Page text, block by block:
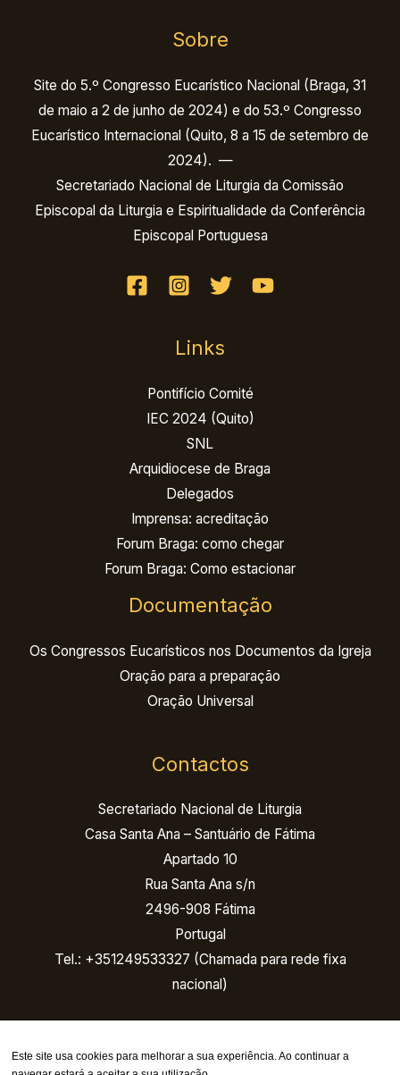
Sobre
Site do 5.º Congresso Eucarístico Nacional (Braga, 31
de maio a 2 de junho de 2024) e do 53.º Congresso
Eucarístico Internacional (Quito, 8 a 15 de setembro de
2024). —
Secretariado Nacional de Liturgia da Comissão
Episcopal da Liturgia e Espiritualidade da Conferência
Episcopal Portuguesa
Links
Pontifício Comité
IEC 2024 (Quito)
SNL
Arquidiocese de Braga
Delegados
Imprensa: acreditação
Forum Braga: como chegar
Forum Braga: Como estacionar
Documentação
Os Congressos Eucarísticos nos Documentos da Igreja
Oração para a preparação
Oração Universal
Contactos
Secretariado Nacional de Liturgia
Casa Santa Ana – Santuário de Fátima
Apartado 10
Rua Santa Ana s/n
2496-908 Fátima
Portugal
Tel.: +351249533327 (Chamada para rede fixa
nacional)
Este site usa cookies para melhorar a sua experiência. Ao continuar a